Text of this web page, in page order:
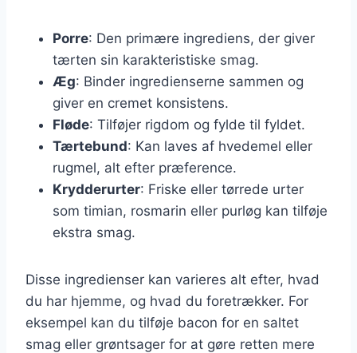
Porre: Den primære ingrediens, der giver
tærten sin karakteristiske smag.
Æg: Binder ingredienserne sammen og
giver en cremet konsistens.
Fløde: Tilføjer rigdom og fylde til fyldet.
Tærtebund: Kan laves af hvedemel eller
rugmel, alt efter præference.
Krydderurter: Friske eller tørrede urter
som timian, rosmarin eller purløg kan tilføje
ekstra smag.
Disse ingredienser kan varieres alt efter, hvad
du har hjemme, og hvad du foretrækker. For
eksempel kan du tilføje bacon for en saltet
smag eller grøntsager for at gøre retten mere